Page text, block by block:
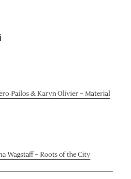
Pailos & Karyn Olivier – Material
Wagstaff – Roots of the City